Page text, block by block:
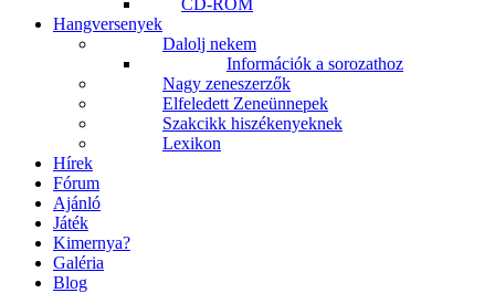
Hangversenyek
Dalolj nekem
Információk a sorozathoz
Nagy zeneszerzők
Elfeledett Zeneünnepek
Szakcikk hiszékenyeknek
Lexikon
Hírek
Fórum
Ajánló
Játék
Kimernya?
Galéria
Blog